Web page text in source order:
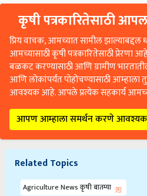
कृषी पत्रकारितेसाठी
प्रिय वाचक, आमच्यात सामील
आमच्यासाठी कृषी पत्रकारितेसाठी प्रेरणा
बळकट करण्यासाठी आणि ग्रामीण
आणि लोकांपर्यंत पोहोचण्यासाठी आम्हाला
आवश्यक आहे. आपले प्रत्येक सहकार्य
आपण आम्हाला समर्थन करणे
Related Topics
Agriculture News कृषी बातम्या